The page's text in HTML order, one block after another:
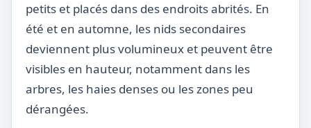
petits et placés dans des endroits abrités. En
été et en automne, les nids secondaires
deviennent plus volumineux et peuvent être
visibles en hauteur, notamment dans les
arbres, les haies denses ou les zones peu
dérangées.